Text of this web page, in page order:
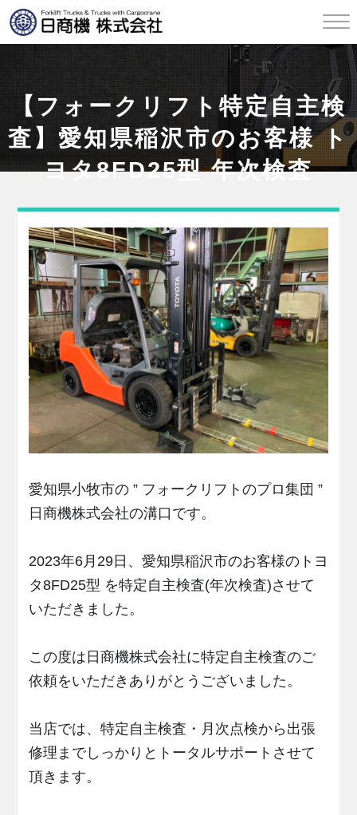
【フォークリフト特定自主検
査】愛知県稲沢市のお客様 ト
ヨタ8FD25型 年次検査
愛知県小牧市の ” フォークリフトのプロ集団 ”
日商機株式会社の溝口です。
2023年6月29日、愛知県稲沢市のお客様のトヨ
タ8FD25型 を特定自主検査(年次検査)させて
いただきました。
この度は日商機株式会社に特定自主検査のご
依頼をいただきありがとうございました。
当店では、特定自主検査・月次点検から出張
修理までしっかりとトータルサポートさせて
頂きます。